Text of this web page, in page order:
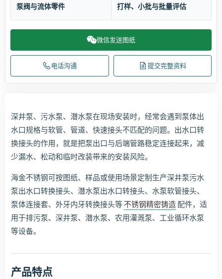
泵阀与流体零件 打样、小批与批量评估
微信发送图纸
电话沟通 提交完整资料
深井泵、污水泵、潜水泵在现场安装时，经常会遇到泵体出
水口规格与软管、管道、快速接头不匹配的问题。出水口转
换接头的作用，就是把泵出口与后端管路稳定连接起来，减
少漏水、松动和临时改装带来的安装风险。
海金不锈钢可按图纸、样品或使用场景定制生产深井泵污水
泵出水口转换接头、潜水泵出水口转接头、水泵软管接头、
泵体连接套、外牙内牙转换接头等不锈钢精密铸造配件，适
用于排污泵、深井泵、潜水泵、农用灌溉泵、工业循环水泵
等设备。
产品特点